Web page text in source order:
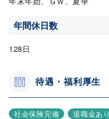
年間休日数
128日
待遇・福利厚生
社会保険完備 退職金あり